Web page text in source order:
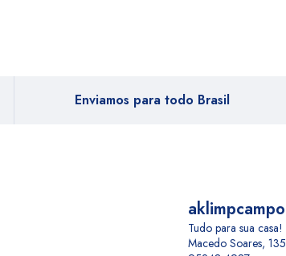
Enviamos para todo Brasil
Tudo para sua
Macedo Soares,